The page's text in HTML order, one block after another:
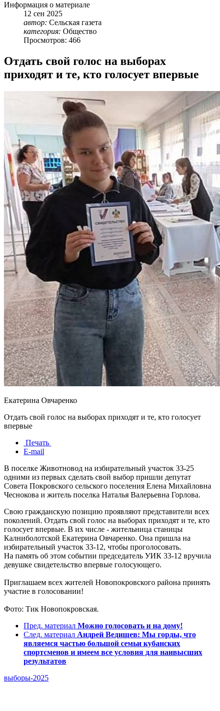
Информация о материале
12 сен 2025
автор: Сельская газета
категория: Общество
Просмотров: 466
Отдать свой голос на выборах
приходят и те, кто голосует впервые
Екатерина Овчаренко
Отдать свой голос на выборах приходят и те, кто голосует
впервые
Печать
E-mail
В поселке Животновод на избирательный участок 33-25
одними из первых сделать свой выбор пришли депутат
Совета Покровского сельского поселения Елена Михайловна
Чеснокова и житель поселка Наталья Валерьевна Горлова.
Свою гражданскую позицию проявляют представители всех
поколений. Отдать свой голос на выборах приходят и те, кто
голосует впервые. В их числе - жительница станицы
Калниболотской Екатерина Овчаренко. Она пришла на
избирательный участок 33-12, чтобы проголосовать.
На память об этом событии председатель УИК 33-12 вручила
девушке свидетельство впервые голосующего.
Приглашаем всех жителей Новопокровского района принять
участие в голосовании!
Фото: Тик Новопокровская.
Пред. материал Можно голосовать и на дому!
След. материал Андрей Ведищев: Мы горды, что
являемся частью большой семьи кубанских
спортсменов и имеем все условия для наивысших
результатов
выборы-2025